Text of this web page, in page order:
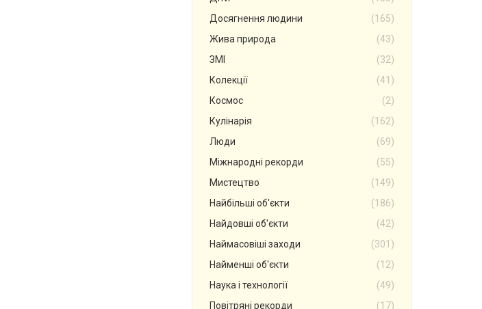
Досягнення людини
(165)
Жива природа
(43)
ЗМІ
(32)
Колекції
(41)
Космос
(2)
Кулінарія
(162)
Люди
(69)
Міжнародні рекорди
(55)
Мистецтво
(149)
Найбільші об'єкти
(186)
Найдовші об'єкти
(42)
Наймасовіші заходи
(301)
Найменші об'єкти
(12)
Наука і технології
(49)
Повітряні рекорди
(17)